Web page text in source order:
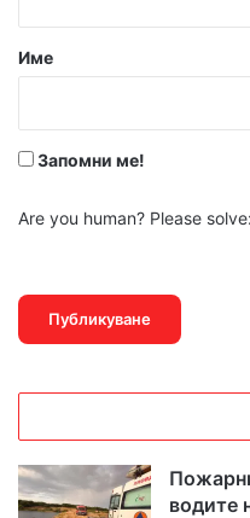
р
Име
Запомни ме!
Are you human? Please solve:
водите